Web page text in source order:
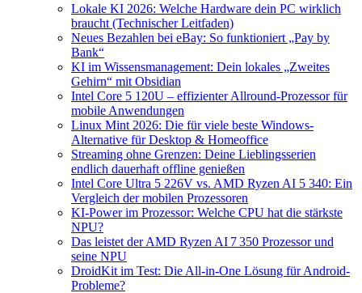
Lokale KI 2026: Welche Hardware dein PC wirklich
braucht (Technischer Leitfaden)
Neues Bezahlen bei eBay: So funktioniert „Pay by
Bank“
KI im Wissensmanagement: Dein lokales „Zweites
Gehirn“ mit Obsidian
Intel Core 5 120U – effizienter Allround-Prozessor für
mobile Anwendungen
Linux Mint 2026: Die für viele beste Windows-
Alternative für Desktop & Homeoffice
Streaming ohne Grenzen: Deine Lieblingsserien
endlich dauerhaft offline genießen
Intel Core Ultra 5 226V vs. AMD Ryzen AI 5 340: Ein
Vergleich der mobilen Prozessoren
KI-Power im Prozessor: Welche CPU hat die stärkste
NPU?
Das leistet der AMD Ryzen AI 7 350 Prozessor und
seine NPU
DroidKit im Test: Die All-in-One Lösung für Android-
Probleme?